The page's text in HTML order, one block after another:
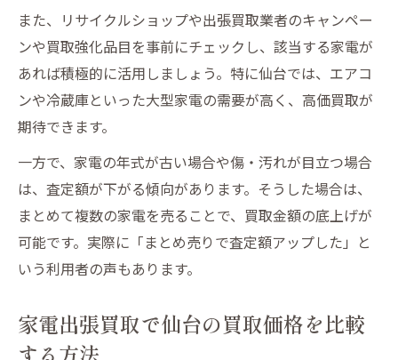
また、リサイクルショップや出張買取業者のキャンペー
ンや買取強化品目を事前にチェックし、該当する家電が
あれば積極的に活用しましょう。特に仙台では、エアコ
ンや冷蔵庫といった大型家電の需要が高く、高価買取が
期待できます。
一方で、家電の年式が古い場合や傷・汚れが目立つ場合
は、査定額が下がる傾向があります。そうした場合は、
まとめて複数の家電を売ることで、買取金額の底上げが
可能です。実際に「まとめ売りで査定額アップした」と
いう利用者の声もあります。
家電出張買取で仙台の買取価格を比較
する方法